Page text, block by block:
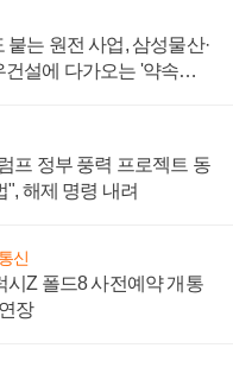
붙는 원전 사업, 삼성물산·
건설에 다가오는 '약속의
프 정부 풍력 프로젝트 동
", 해제 명령 내려
신
시Z 폴드8 사전예약 개통
장